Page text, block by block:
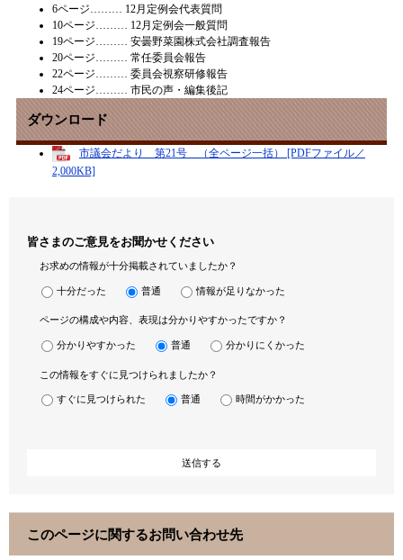
6ページ……… 12月定例会代表質問
10ページ……… 12月定例会一般質問
19ページ……… 安曇野菜園株式会社調査報告
20ページ……… 常任委員会報告
22ページ……… 委員会視察研修報告
24ページ……… 市民の声・編集後記
ダウンロード
市議会だより 第21号 （全ページ一括） [PDFファイル／
2,000KB]
皆さまのご意見をお聞かせください
お求めの情報が十分掲載されていましたか？
十分だった 普通 情報が足りなかった
ページの構成や内容、表現は分かりやすかったですか？
分かりやすかった 普通 分かりにくかった
この情報をすぐに見つけられましたか？
すぐに見つけられた 普通 時間がかかった
このページに関するお問い合わせ先